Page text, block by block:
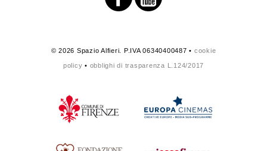
© 2026 Spazio Alfieri. P.IVA 06340400487 • cookie
policy • obblighi di trasparenza L.124/2017